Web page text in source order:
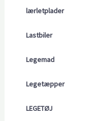
lærletplader
Lastbiler
Legemad
Legetæpper
LEGETØJ